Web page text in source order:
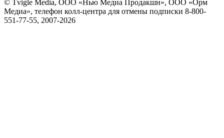
© Tvigle Media, ООО «Нью Медиа Продакшн», ООО «Орм
Медиа», телефон колл-центра для отмены подписки 8-800-
551-77-55, 2007-2026